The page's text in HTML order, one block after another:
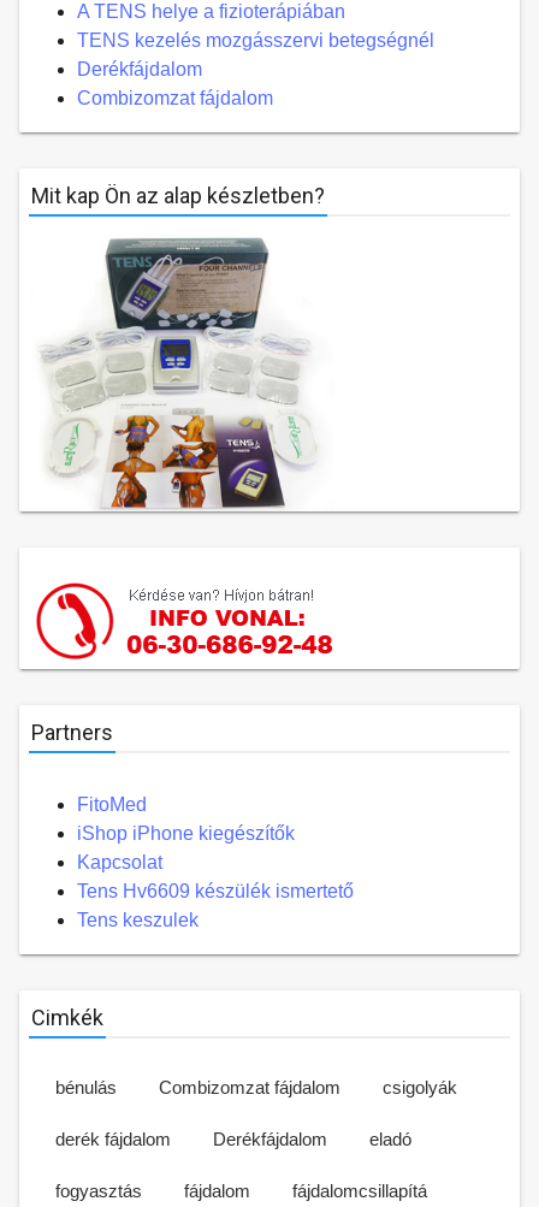
A TENS helye a fizioterápiában
TENS kezelés mozgásszervi betegségnél
Derékfájdalom
Combizomzat fájdalom
Mit kap Ön az alap készletben?
Partners
FitoMed
iShop iPhone kiegészítők
Kapcsolat
Tens Hv6609 készülék ismertető
Tens keszulek
Cimkék
bénulás Combizomzat fájdalom csigolyák
derék fájdalom Derékfájdalom eladó
fogyasztás fájdalom fájdalomcsillapítá